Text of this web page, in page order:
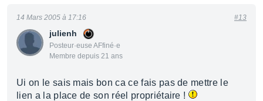
julienh
Posteur·euse AFfiné·e
Membre depuis 21 ans
14 Mars 2005 à 17:16 #13
Ui on le sais mais bon ca ce fais pas de mettre le
lien a la place de son réel propriétaire !